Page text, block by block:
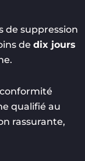
de suppression
de dix jours
qualifié au
rassurante,